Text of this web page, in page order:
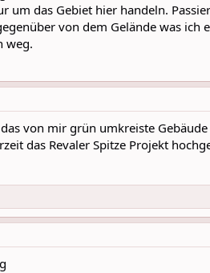
um das Gebiet hier handeln.
von dem Gelände was
weg.
von mir grün umkreiste
das Revaler Spitze Projekt